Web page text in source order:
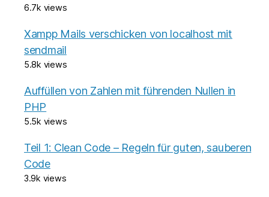
6.7k views
Xampp Mails verschicken von localhost mit
sendmail
5.8k views
Auffüllen von Zahlen mit führenden Nullen in
PHP
5.5k views
Teil 1: Clean Code – Regeln für guten, sauberen
Code
3.9k views